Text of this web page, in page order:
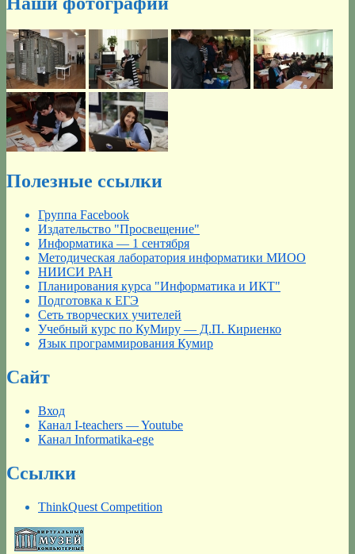
Полезные ссылки
Группа Facebook
Издательство "Просвещение"
Информатика — 1 сентября
Методическая лаборатория информатики МИОО
НИИСИ РАН
Планирования курса "Информатика и ИКТ"
Подготовка к ЕГЭ
Сеть творческих учителей
Учебный курс по КуМиру — Д.П. Кириенко
Язык программирования Кумир
Сайт
Вход
Канал I-teachers — Youtube
Канал Informatika-ege
Ссылки
ThinkQuest Competition